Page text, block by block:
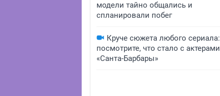
модели тайно общались и
спланировали побег
Круче сюжета любого сериала:
посмотрите, что стало с актерами
«Санта-Барбары»